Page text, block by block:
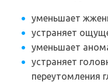
уменьшает
устраняет
уменьшает
устраняет
переутомления